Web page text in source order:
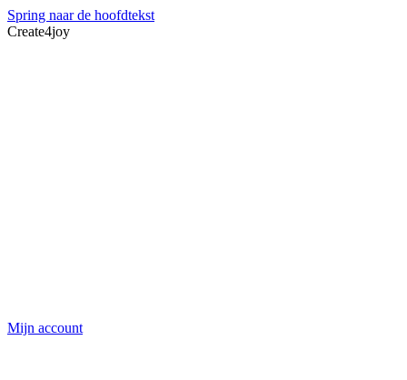
Spring naar de hoofdtekst
Create4joy
Mijn account